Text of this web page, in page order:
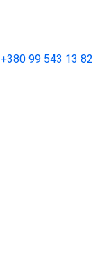
+380 99 543 13 82